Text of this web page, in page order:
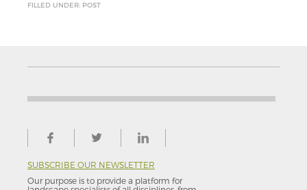
FILLED UNDER: POST
SUBSCRIBE OUR NEWSLETTER
Our purpose is to provide a platform for